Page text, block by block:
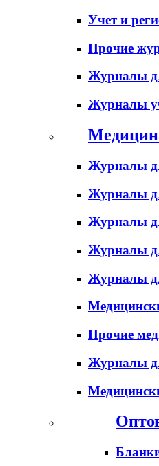
Учет и
Прочие
Журналы
Журналы
Журналы
Журналы
Журналы
Журналы
Журналы
Прочие
Журналы